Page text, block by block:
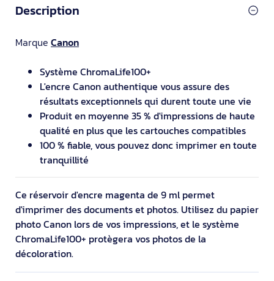
Description
Marque Canon
Système ChromaLife100+
L'encre Canon authentique vous assure des
résultats exceptionnels qui durent toute une vie
Produit en moyenne 35 % d'impressions de haute
qualité en plus que les cartouches compatibles
100 % fiable, vous pouvez donc imprimer en toute
tranquillité
Ce réservoir d'encre magenta de 9 ml permet
d'imprimer des documents et photos. Utilisez du papier
photo Canon lors de vos impressions, et le système
ChromaLife100+ protègera vos photos de la
décoloration.